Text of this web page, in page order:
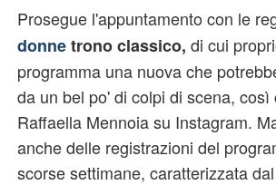
Prosegue l'appuntamento con le
donnetrono classico, di cui
programma una nuova che
da un bel po' di colpi di scena,
Raffaella Mennoia su Instagram.
anche delle registrazioni del
scorse settimane, caratterizzata